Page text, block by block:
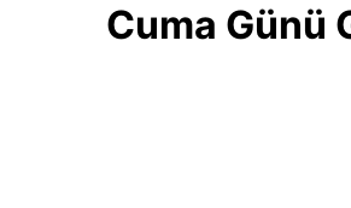
Cuma Günü